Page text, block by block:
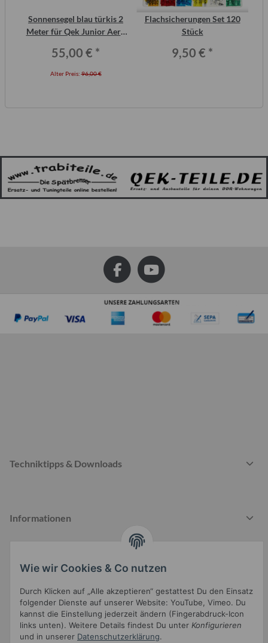
Sonnensegel blau türkis 2
Meter für Qek Junior Aero
55,00 € *
Alter Preis:96,00 €
Flachsicherungen Set 120
Stück
9,50 € *
Techniktipps & Downloads
Informationen
Gesetzliche Informationen
Wie wir Cookies & Co nutzen
Durch Klicken auf „Alle akzeptieren“ gestattest Du den Einsatz
folgender Dienste auf unserer Website: YouTube, Vimeo. Du
kannst die Einstellung jederzeit ändern (Fingerabdruck-Icon
links unten). Weitere Details findest Du unter Konfigurieren
und in unserer Datenschutzerklärung.